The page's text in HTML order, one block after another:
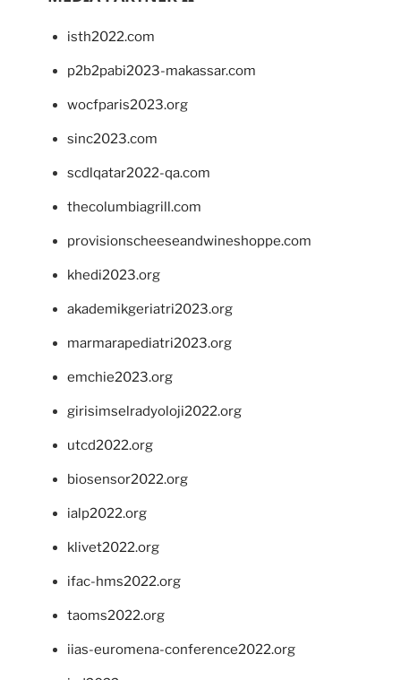
isth2022.com
p2b2pabi2023-makassar.com
wocfparis2023.org
sinc2023.com
scdlqatar2022-qa.com
thecolumbiagrill.com
provisionscheeseandwineshoppe.com
khedi2023.org
akademikgeriatri2023.org
marmarapediatri2023.org
emchie2023.org
girisimselradyoloji2022.org
utcd2022.org
biosensor2022.org
ialp2022.org
klivet2022.org
ifac-hms2022.org
taoms2022.org
iias-euromena-conference2022.org